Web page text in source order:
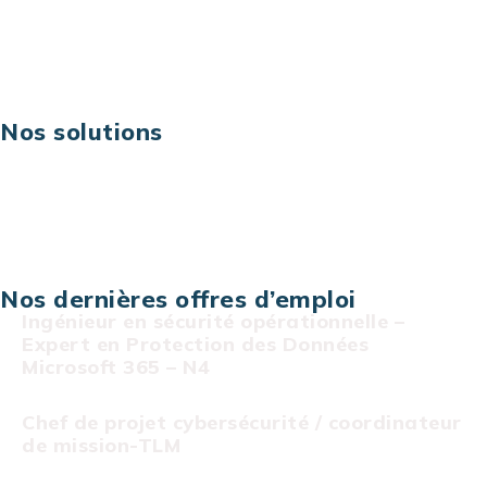
Nos solutions
Nos dernières offres d’emploi
Ingénieur en sécurité opérationnelle –